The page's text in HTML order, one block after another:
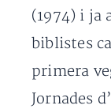
(1974) i ja
biblistes
primera
Jornades